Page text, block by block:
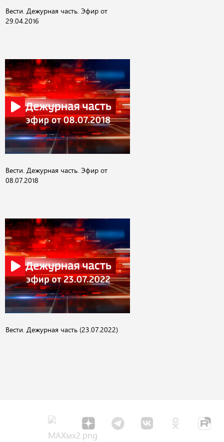
Вести. Дежурная часть. Эфир от
29.04.2016
Вести. Дежурная часть. Эфир от
08.07.2018
Вести. Дежурная часть (23.07.2022)